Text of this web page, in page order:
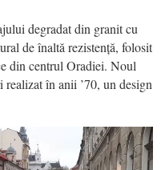
degradat din granit cu
de înaltă rezistență, folosit
din centrul Oradiei. Noul
în anii ’70, un design